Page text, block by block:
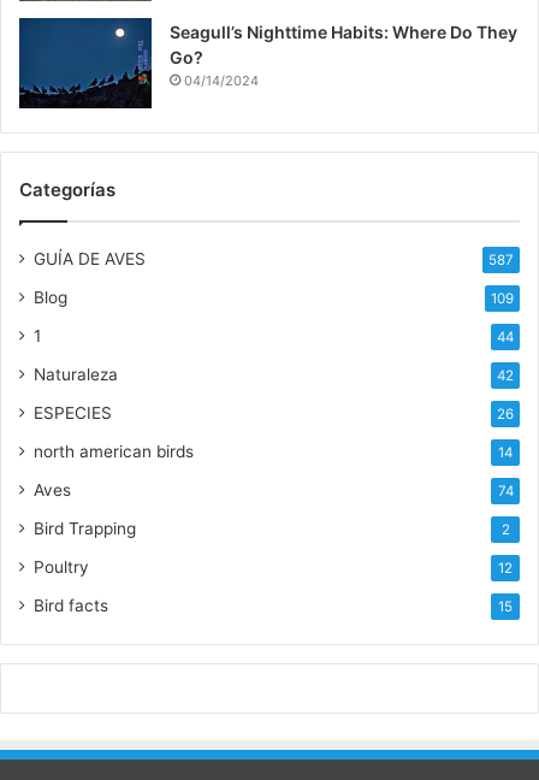
Seagull’s Nighttime Habits: Where Do They
Go?
04/14/2024
Categorías
GUÍA DE AVES 587
Blog 109
1 44
Naturaleza 42
ESPECIES 26
north american birds 14
Aves 74
Bird Trapping 2
Poultry 12
Bird facts 15